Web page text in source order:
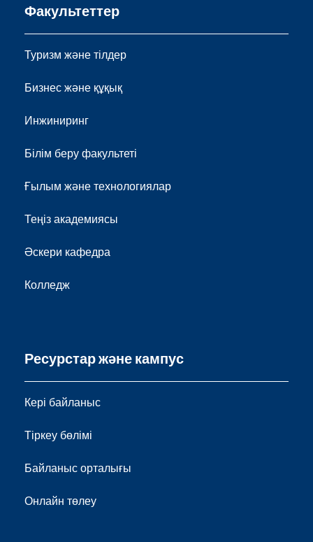
Факультеттер
Туризм және тілдер
Бизнес және құқық
Инжиниринг
Білім беру факультеті
Ғылым және технологиялар
Теңіз академиясы
Әскери кафедра
Колледж
Ресурстар және кампус
Кері байланыс
Тіркеу бөлімі
Байланыс орталығы
Онлайн төлеу